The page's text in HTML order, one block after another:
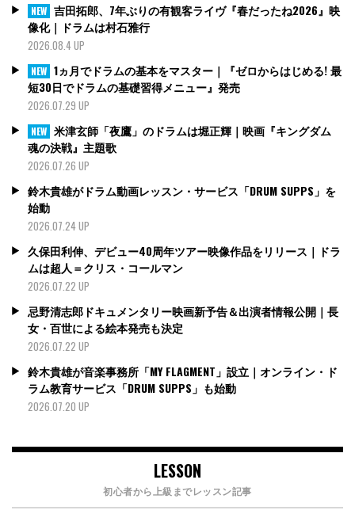
NEW 吉田拓郎、7年ぶりの有観客ライヴ『春だったね2026』映
像化｜ドラムは村石雅行
2026.08.4 UP
NEW 1ヵ月でドラムの基本をマスター｜『ゼロからはじめる! 最
短30日でドラムの基礎習得メニュー』発売
2026.07.29 UP
NEW 米津玄師「夜鷹」のドラムは堀正輝｜映画『キングダム
魂の決戦』主題歌
2026.07.26 UP
鈴木貴雄がドラム動画レッスン・サービス「DRUM SUPPS」を
始動
2026.07.24 UP
久保田利伸、デビュー40周年ツアー映像作品をリリース｜ドラ
ムは超人＝クリス・コールマン
2026.07.22 UP
忌野清志郎ドキュメンタリー映画新予告＆出演者情報公開｜長
女・百世による絵本発売も決定
2026.07.22 UP
鈴木貴雄が音楽事務所「MY FLAGMENT」設立｜オンライン・ド
ラム教育サービス「DRUM SUPPS」も始動
2026.07.20 UP
LESSON
初心者から上級までレッスン記事